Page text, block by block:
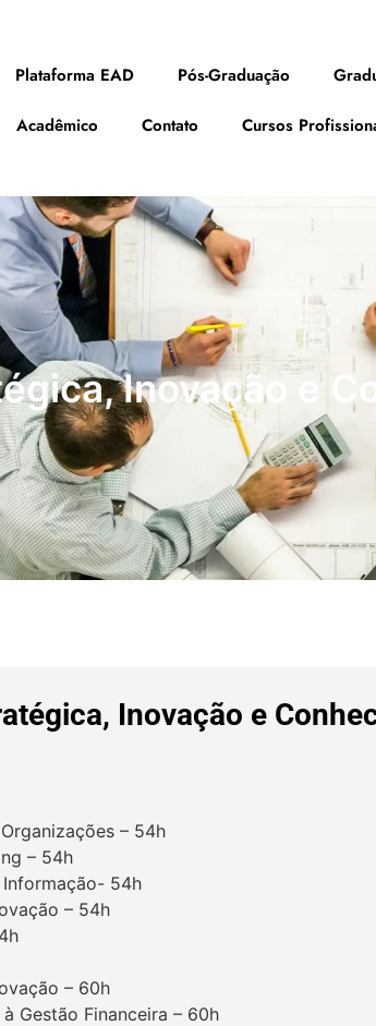
Plataforma EAD Pós-Graduação
Acadêmico Contato Cursos
Inovação e
Inovação e
– 54h
– 54h
Informação- 54h
– 54h
– 60h
Gestão Financeira – 60h